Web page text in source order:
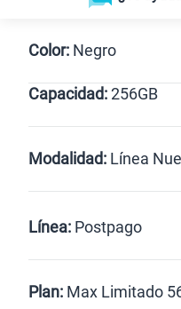
Color: Negro
Negro
Capacidad:256GB
256GB
Modalidad: Línea
Renovación
Línea: Postpago
Postpago
Plan: Max Limitado